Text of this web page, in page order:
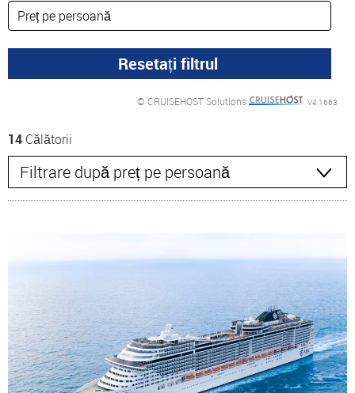
© CRUISEHOST Solutions V4.1663
14 Călătorii